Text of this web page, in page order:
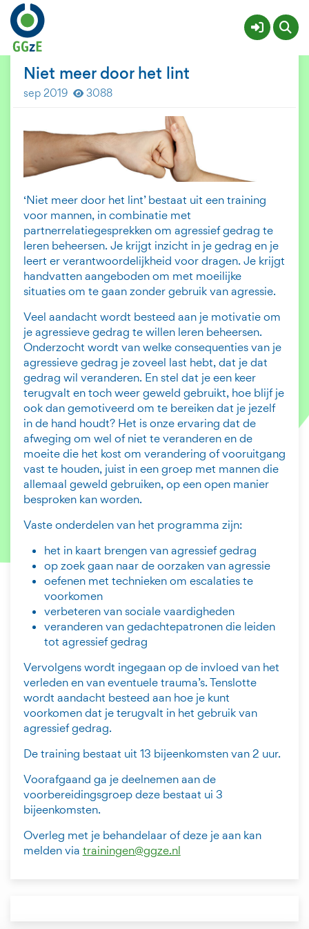
Niet meer door het lint
sep 2019 3088
‘Niet meer door het lint’ bestaat uit een training
voor mannen, in combinatie met
partnerrelatiegesprekken om agressief gedrag te
leren beheersen. Je krijgt inzicht in je gedrag en je
leert er verantwoordelijkheid voor dragen. Je krijgt
handvatten aangeboden om met moeilijke
situaties om te gaan zonder gebruik van agressie.
Veel aandacht wordt besteed aan je motivatie om
je agressieve gedrag te willen leren beheersen.
Onderzocht wordt van welke consequenties van je
agressieve gedrag je zoveel last hebt, dat je dat
gedrag wil veranderen. En stel dat je een keer
terugvalt en toch weer geweld gebruikt, hoe blijf je
ook dan gemotiveerd om te bereiken dat je jezelf
in de hand houdt? Het is onze ervaring dat de
afweging om wel of niet te veranderen en de
moeite die het kost om verandering of vooruitgang
vast te houden, juist in een groep met mannen die
allemaal geweld gebruiken, op een open manier
besproken kan worden.
Vaste onderdelen van het programma zijn:
het in kaart brengen van agressief gedrag
op zoek gaan naar de oorzaken van agressie
oefenen met technieken om escalaties te
voorkomen
verbeteren van sociale vaardigheden
veranderen van gedachtepatronen die leiden
tot agressief gedrag
Vervolgens wordt ingegaan op de invloed van het
verleden en van eventuele trauma’s. Tenslotte
wordt aandacht besteed aan hoe je kunt
voorkomen dat je terugvalt in het gebruik van
agressief gedrag.
De training bestaat uit 13 bijeenkomsten van 2 uur.
Voorafgaand ga je deelnemen aan de
voorbereidingsgroep deze bestaat ui 3
bijeenkomsten.
Overleg met je behandelaar of deze je aan kan
melden via trainingen@ggze.nl